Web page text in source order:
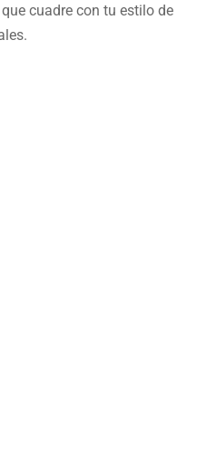
que cuadre con tu estilo de